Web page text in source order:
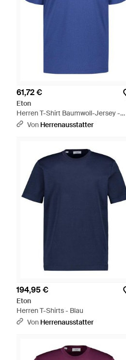
61,72 €
Eton
Herren T-Shirt Baumwoll-Jersey -
BlauVon Herrenausstatter
194,95 €
Eton
Herren T-Shirts - Blau
Von Herrenausstatter